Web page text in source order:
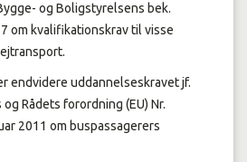
og Boligstyrelsens bek.
om kvalifikationskrav til visse
endvidere uddannelseskravet jf.
Rådets forordning (EU) Nr.
2011 om buspassagerers